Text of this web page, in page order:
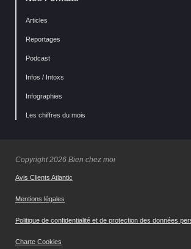
Articles
Reportages
Podcast
Infos / Intoxs
Infographies
Les chiffres du mois
Copyright 2026 Bien chez moi
Avis Clients Atlantic
Mentions légales
Politique de confidentialité et de protection des données
Charte Cookies